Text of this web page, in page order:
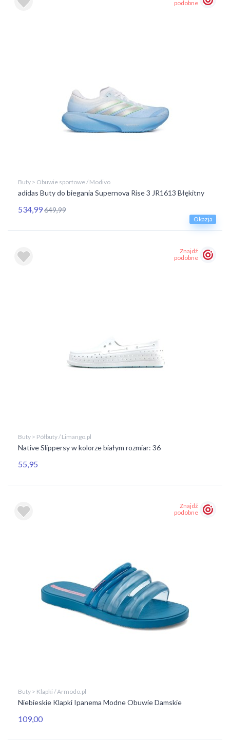
Okazja
podobne
Buty > Obuwie sportowe / Modivo
adidas Buty do biegania Supernova Rise 3 JR1613 Błękitny
534,99649,99
Znajdź
podobne
Buty > Półbuty / Limango.pl
Native Slippersy w kolorze białym rozmiar: 36
55,95
Znajdź
podobne
Buty > Klapki / Armodo.pl
Niebieskie Klapki Ipanema Modne Obuwie Damskie
109,00